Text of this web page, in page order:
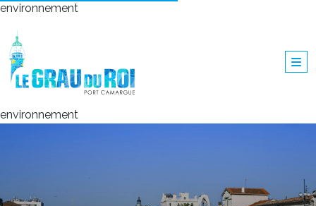
environnement
environnement